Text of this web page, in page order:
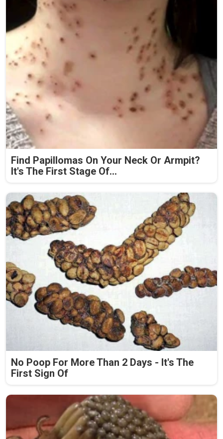
Find Papillomas On Your Neck Or Armpit?
It's The First Stage Of...
No Poop For More Than 2 Days - It's The
First Sign Of